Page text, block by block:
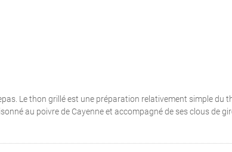
Le thon grillé est une préparation relativement simple du
au poivre de Cayenne et accompagné de ses clous de